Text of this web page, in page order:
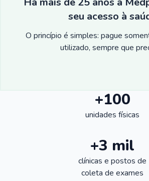
seu acesso à
O princípio é simples: pague
utilizado, sempre que
+100
unidades físicas
+3 mil
clínicas e postos de
coleta de exames